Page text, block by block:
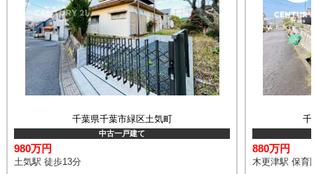
千葉県千葉市緑区土気町
中古一戸建て
980万円
土気駅 徒歩13分
千
880万円
木更津駅 保育